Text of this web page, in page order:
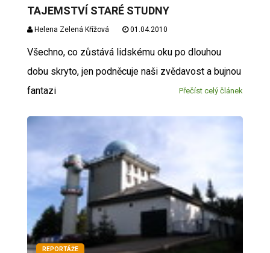
TAJEMSTVÍ STARÉ STUDNY
Helena Zelená Křížová 01.04.2010
Všechno, co zůstává lidskému oku po dlouhou
dobu skryto, jen podněcuje naši zvědavost a bujnou
fantazi
Přečíst celý článek
REPORTÁŽE